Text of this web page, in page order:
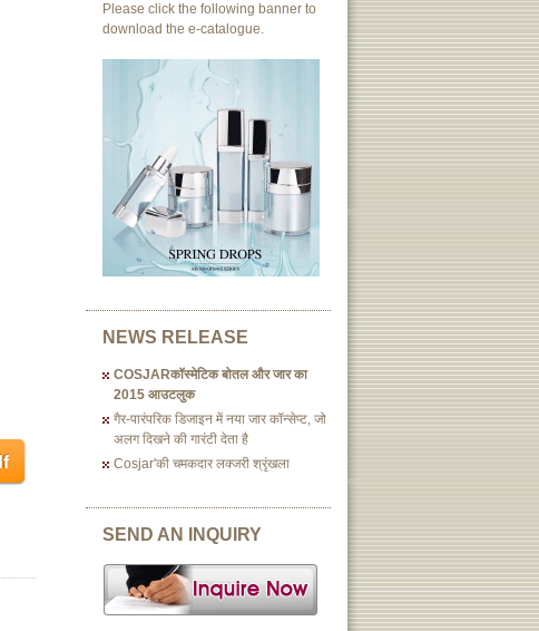
Please click the following banner to
download the e-catalogue.
NEWS RELEASE
COSJARकॉस्मेटिक बोतल और जार का
2015 आउटलुक
गैर-पारंपरिक डिजाइन में नया जार कॉन्सेप्ट, जो
अलग दिखने की गारंटी देता है
Cosjar'की चमकदार लक्जरी श्रृंखला
SEND AN INQUIRY